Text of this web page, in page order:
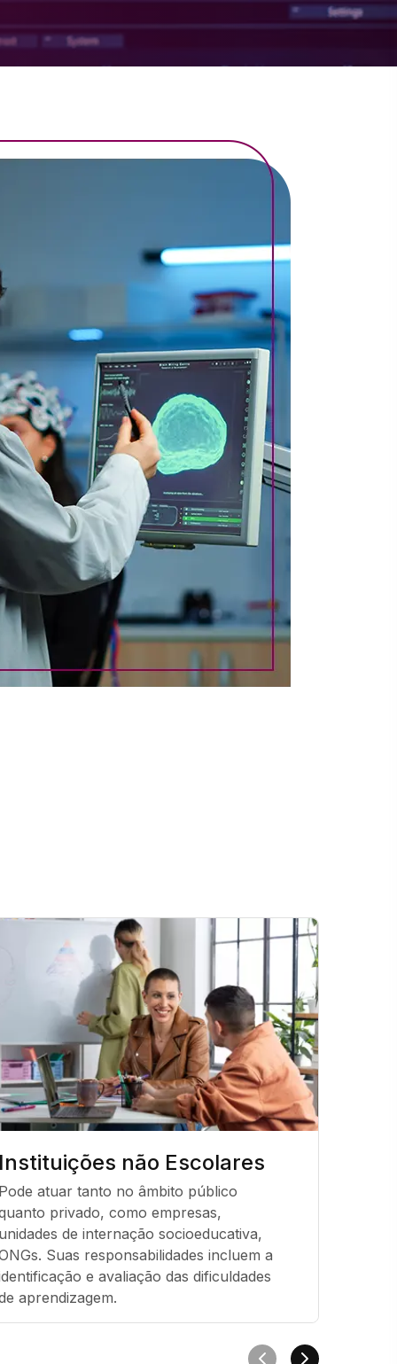
Instituições não Escolares
Pode atuar tanto no âmbito público
privado, como empresas,
unidades de internação socioeducativa,
Suas responsabilidades incluem a
e avaliação das dificuldades
aprendizagem.